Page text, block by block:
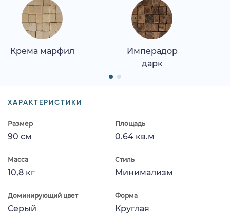
Крема марфил
Имперадор
дарк
ХАРАКТЕРИСТИКИ
Размер
90 см
Площадь
0.64 кв.м
Масса
10,8 кг
Стиль
Минимализм
Доминирующий цвет
Серый
Форма
Круглая